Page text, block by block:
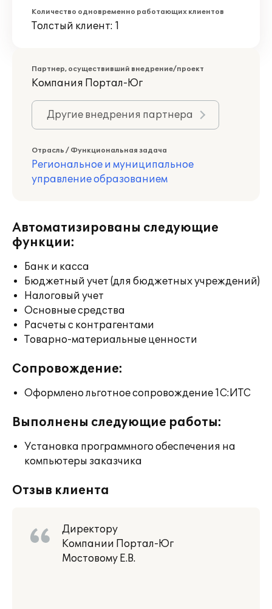
Количество одновременно работающих клиентов
Толстый клиент: 1
Партнер, осуществивший внедрение/проект
Компания Портал-Юг
Другие внедрения партнера
Отрасль / Функциональная задача
Региональное и муниципальное
управление образованием
Автоматизированы следующие
функции:
Банк и касса
Бюджетный учет (для бюджетных учреждений)
Налоговый учет
Основные средства
Расчеты с контрагентами
Товарно-материальные ценности
Сопровождение:
Оформлено льготное сопровождение 1С:ИТС
Выполнены следующие работы:
Установка программного обеспечения на
компьютеры заказчика
Отзыв клиента
Директору
Компании Портал-Юг
Мостовому Е.В.